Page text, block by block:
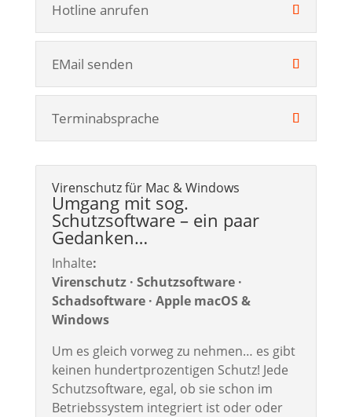
Hotline anrufen
EMail senden
Terminabsprache
Virenschutz für Mac & Windows
Umgang mit sog.
Schutzsoftware – ein paar
Gedanken…
Inhalte:
Virenschutz · Schutzsoftware ·
Schadsoftware · Apple macOS &
Windows
Um es gleich vorweg zu nehmen… es gibt
keinen hundertprozentigen Schutz! Jede
Schutzsoftware, egal, ob sie schon im
Betriebssystem integriert ist oder oder